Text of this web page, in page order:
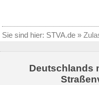
Sie sind hier: STVA.de »
Deutschlands